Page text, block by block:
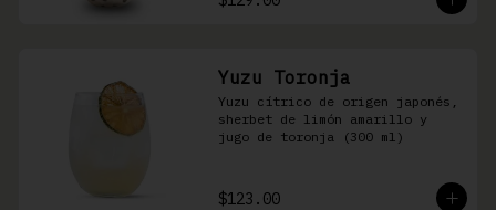
Yuzu Toronja
Yuzu cítrico de origen japonés,
sherbet de limón amarillo y
jugo de toronja (300 ml)
$123.00